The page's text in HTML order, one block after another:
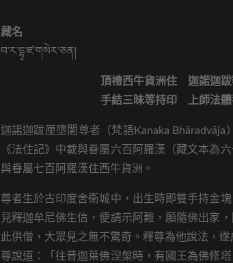
藏名
བ་ར་དྷྭ་ཛ་གསེར་ཅན།
頂禮西牛貨洲住 迦諾迦
手結三昧等持印 上師法
迦諾迦跋厘墮闍尊者（梵語Kanaka
《法住記》中載與眷屬六百阿羅漢（藏文本為
與眷屬七百阿羅漢住西牛貨洲。
尊者生於古印度舍衛城中，出生時即雙手持金
見釋迦牟尼佛生信，便請示阿難，願隨佛出家
此供僧，大眾見之無不驚奇。釋尊為他說法，
尊說道：「往昔迦葉佛涅槃時，有國王為佛修